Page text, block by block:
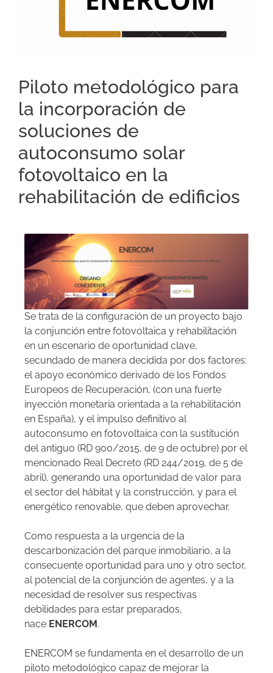
Piloto metodológico para
la incorporación de
soluciones de
autoconsumo solar
fotovoltaico en la
rehabilitación de edificios
Se trata de la configuración de un proyecto bajo
la conjunción entre fotovoltaica y rehabilitación
en un escenario de oportunidad clave,
secundado de manera decidida por dos factores:
el apoyo económico derivado de los Fondos
Europeos de Recuperación, (con una fuerte
inyección monetaria orientada a la rehabilitación
en España), y el impulso definitivo al
autoconsumo en fotovoltaica con la sustitución
del antiguo (RD 900/2015, de 9 de octubre) por el
mencionado Real Decreto (RD 244/2019, de 5 de
abril), generando una oportunidad de valor para
el sector del hábitat y la construcción, y para el
energético renovable, que deben aprovechar.
Como respuesta a la urgencia de la
descarbonización del parque inmobiliario, a la
consecuente oportunidad para uno y otro sector,
al potencial de la conjunción de agentes, y a la
necesidad de resolver sus respectivas
debilidades para estar preparados,
nace ENERCOM.
ENERCOM se fundamenta en el desarrollo de un
piloto metodológico capaz de mejorar la